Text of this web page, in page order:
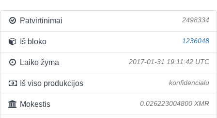
Patvirtinimai 2498334
Iš bloko 1236048
Laiko žyma 2017-01-31 19:11:42 UTC
Iš viso produkcijos konfidencialu
Mokestis 0.026223004800 XMR